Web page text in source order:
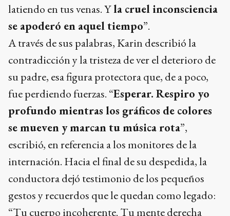
latiendo en tus venas. Yla cruel inconsciencia
se apoderó en aquel tiempo”.
A través de sus palabras, Karin describió la
contradicción y la tristeza de ver el deterioro de
su padre, esa figura protectora que, de a poco,
fue perdiendo fuerzas. “Esperar. Respiro yo
profundo mientras los gráficos de colores
se mueven y marcan tu música rota”,
escribió, en referencia a los monitores de la
internación. Hacia el final de su despedida, la
conductora dejó testimonio de los pequeños
gestos y recuerdos que le quedan como legado:
“Tu cuerpo incoherente. Tu mente derecha